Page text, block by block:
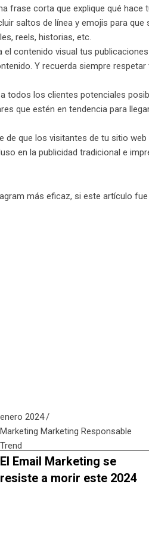
frase corta que explique qué hace
saltos de línea y emojis para que
reels, historias, etc.
el contenido visual tus
Y recuerda siempre
todos los clientes potenciales
que estén en tendencia para
de que los visitantes de tu sitio
en la publicidad tradicional e
más eficaz, si este artículo
enero 2024
Marketing Marketing Responsable
Trend
El Email Marketing se
resiste a morir este 2024